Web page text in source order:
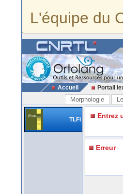
L'équipe du
Accueil Portail
Morphologie
TLFi Entrez
Erreur